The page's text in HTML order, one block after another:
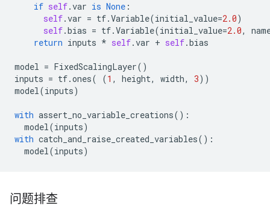
if self.var is None :
self.var = tf.Variable(initial_value=2.0)
self.bias = tf.Variable(initial_value=2.0,
return inputs * self.var + self.bias
model = FixedScalingLayer()
inputs = tf.ones( (1 , height, width, 3))
model(inputs)
with assert_no_variable_creations():
model(inputs)
with catch_and_raise_created_variables():
model(inputs)
问题排查